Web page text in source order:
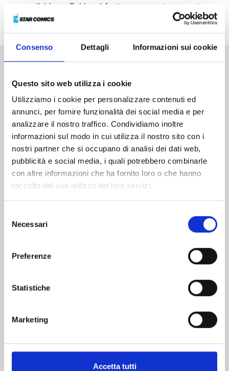
Consenso Dettagli Informazioni sui cookie
Questo sito web utilizza i cookie
Utilizziamo i cookie per personalizzare contenuti ed
annunci, per fornire funzionalità dei social media e per
analizzare il nostro traffico. Condividiamo inoltre
informazioni sul modo in cui utilizza il nostro sito con i
nostri partner che si occupano di analisi dei dati web,
pubblicità e social media, i quali potrebbero combinarle
con altre informazioni che ha fornito loro o che hanno
raccolto dal suo utilizzo dei loro servizi.
delNecessari
Preferenze
Statistiche
Marketing
Accetta tutti
supera l’abisso. Raki, nel frattempo, punta a mantenere
un’antica promessa...
Altri volumi della serie